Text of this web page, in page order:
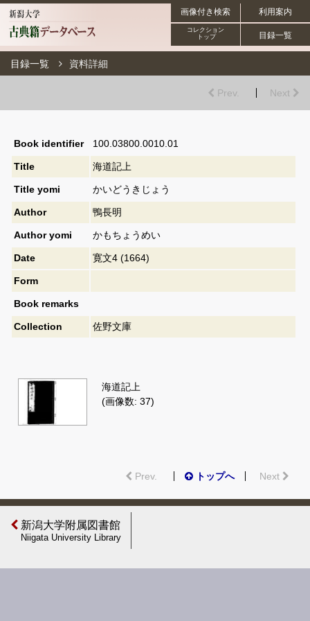
利用案内
画像付き検索
目録一覧
コレクション
トップ
目録一覧 資料詳細
Prev. Next
Book identifier 100.03800.0010.01
Title 海道記上
Title yomi かいどうきじょう
Author 鴨長明
Author yomi かもちょうめい
Date 寛文4 (1664)
Form
Book remarks
Collection 佐野文庫
海道記上
(画像数: 37)
Prev. トップへ Next
新潟大学附属図書館
Niigata University Library